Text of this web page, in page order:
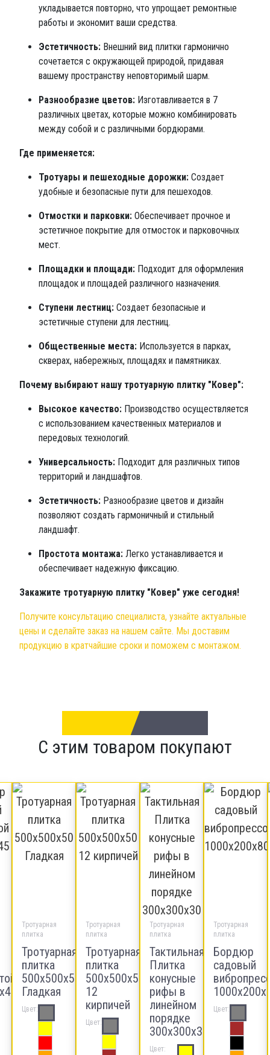
укладывается повторно, что упрощает ремонтные
работы и экономит ваши средства.
Эстетичность: Внешний вид плитки гармонично
сочетается с окружающей природой, придавая
вашему пространству неповторимый шарм.
Разнообразие цветов: Изготавливается в 7
различных цветах, которые можно комбинировать
между собой и с различными бордюрами.
Где применяется:
Тротуары и пешеходные дорожки: Создает
удобные и безопасные пути для пешеходов.
Отмостки и парковки: Обеспечивает прочное и
эстетичное покрытие для отмосток и парковочных
мест.
Площадки и площади: Подходит для оформления
площадок и площадей различного назначения.
Ступени лестниц: Создает безопасные и
эстетичные ступени для лестниц.
Общественные места: Используется в парках,
скверах, набережных, площадях и памятниках.
Почему выбирают нашу тротуарную плитку "Ковер":
Высокое качество: Производство осуществляется
с использованием качественных материалов и
передовых технологий.
Универсальность: Подходит для различных типов
территорий и ландшафтов.
Эстетичность: Разнообразие цветов и дизайн
позволяют создать гармоничный и стильный
ландшафт.
Простота монтажа: Легко устанавливается и
обеспечивает надежную фиксацию.
Закажите тротуарную плитку "Ковер" уже сегодня!
Получите консультацию специалиста, узнайте актуальные
цены и сделайте заказ на нашем сайте. Мы доставим
продукцию в кратчайшие сроки и поможем с монтажом.
С этим товаром покупают
Тротуарная
плитка
Тротуарная
плитка
500х500х50
Гладкая
Цвет:
Тротуарная
плитка
Тротуарная
плитка
500х500х50
12
кирпичей
Цвет:
Тротуарная
плитка
Тактильная
Плитка
конусные
рифы в
линейном
порядке
300х300х30
Цвет:
Тротуарная
плитка
Бордюр
садовый
Цвет: